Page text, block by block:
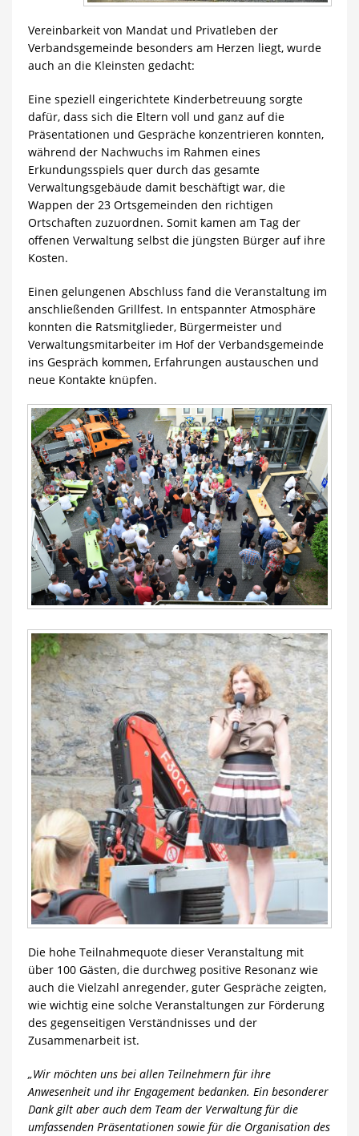
Vereinbarkeit von Mandat und Privatleben der
Verbandsgemeinde besonders am Herzen liegt, wurde
auch an die Kleinsten gedacht:
Eine speziell eingerichtete Kinderbetreuung sorgte
dafür, dass sich die Eltern voll und ganz auf die
Präsentationen und Gespräche konzentrieren konnten,
während der Nachwuchs im Rahmen eines
Erkundungsspiels quer durch das gesamte
Verwaltungsgebäude damit beschäftigt war, die
Wappen der 23 Ortsgemeinden den richtigen
Ortschaften zuzuordnen. Somit kamen am Tag der
offenen Verwaltung selbst die jüngsten Bürger auf ihre
Kosten.
Einen gelungenen Abschluss fand die Veranstaltung im
anschließenden Grillfest. In entspannter Atmosphäre
konnten die Ratsmitglieder, Bürgermeister und
Verwaltungsmitarbeiter im Hof der Verbandsgemeinde
ins Gespräch kommen, Erfahrungen austauschen und
neue Kontakte knüpfen.
Die hohe Teilnahmequote dieser Veranstaltung mit
über 100 Gästen, die durchweg positive Resonanz wie
auch die Vielzahl anregender, guter Gespräche zeigten,
wie wichtig eine solche Veranstaltungen zur Förderung
des gegenseitigen Verständnisses und der
Zusammenarbeit ist.
„Wir möchten uns bei allen Teilnehmern für ihre
Anwesenheit und ihr Engagement bedanken. Ein besonderer
Dank gilt aber auch dem Team der Verwaltung für die
umfassenden Präsentationen sowie für die Organisation des